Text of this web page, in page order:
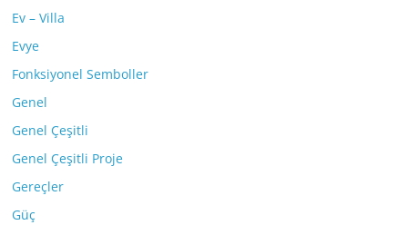
Ev – Villa
Evye
Fonksiyonel Semboller
Genel
Genel Çeşitli
Genel Çeşitli Proje
Gereçler
Güç